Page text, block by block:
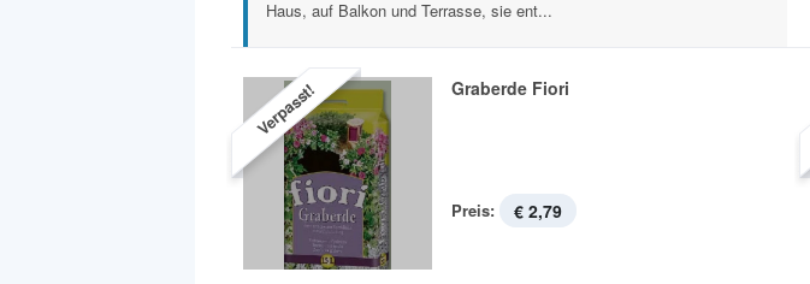
Haus, auf Balkon und Terrasse, sie ent...
Verpasst! Graberde Fiori
Preis: € 2,79